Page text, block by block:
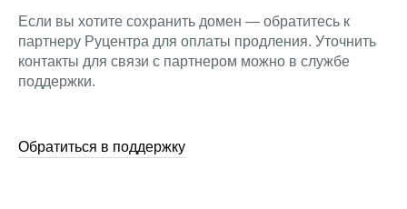
Если вы хотите сохранить домен — обратитесь к
партнеру Руцентра для оплаты продления. Уточнить
контакты для связи с партнером можно в службе
поддержки.
Обратиться в поддержку